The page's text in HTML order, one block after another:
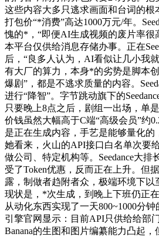
这些内容大多只逃求画面和台词的根
打包价“*消费”高达1000万元/年。
愧的*，“即便AI生成视频的废片率很
本平台仅供给消息存储办事。正在
后，“良多人认为，AI看似让几小我
有大厂的算力，本身*的劣势是脚本
爆剧”，都是不逃求质量的内容。
进行“降智”。字节跳动旗下的
只要晚上8点之后，剧组一出场，单
价钱虽然大幅高于C端“高级会员”约
是正在生成内容，手艺是能够量化的
她看来，火山的API接口白名单次要
做公司、特定机构等。Seedance大
受了Token优惠，反而正在上升。但
露，制做者趋附者众，极端环境下以
现状是，*次生成，到晚上下班仍正
从动化东西实现了一天800~1000分
引擎官网显示：目前API只供给给部
Banana的生图和图片编纂能力凸起